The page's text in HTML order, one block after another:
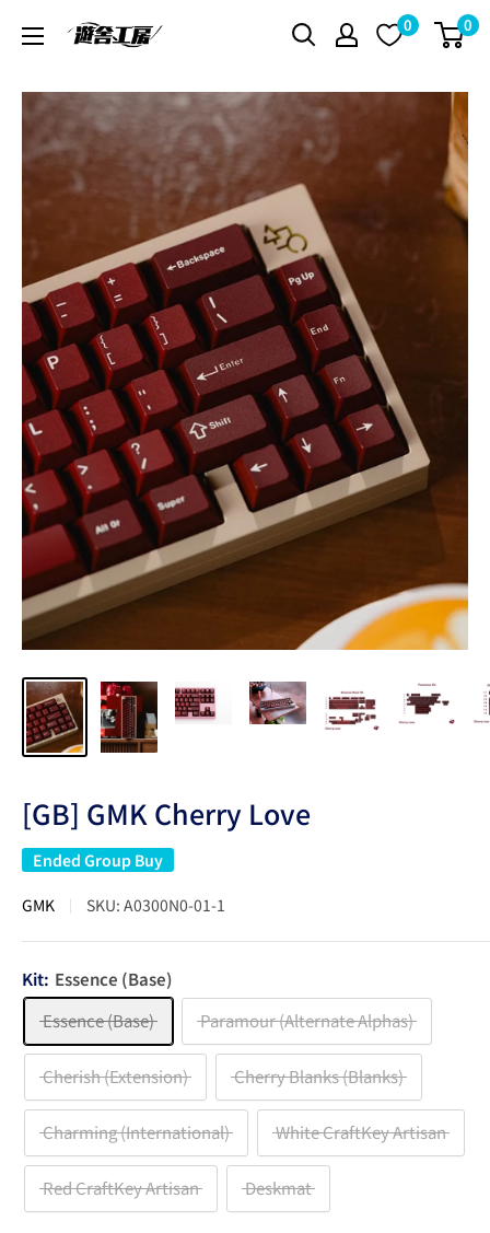
遊
工
房
シ
ョ
0 0
[GB] GMK Cherry Love
Ended Group Buy
GMK SKU: A0300N0-01-1
Kit: Essence (Base)
Essence (Base)
Paramour (Alternate Alphas)
Cherish (Extension) Cherry Blanks (Blanks)
Charming (International) White CraftKey Artisan
Red CraftKey Artisan Deskmat